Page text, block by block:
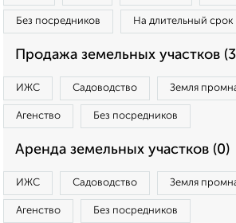
Без посредников На длительный срок
Продажа земельных участков
ИЖС Садоводство Земля
Агенство Без посредников
Аренда земельных участков (0)
ИЖС Садоводство Земля
Агенство Без посредников